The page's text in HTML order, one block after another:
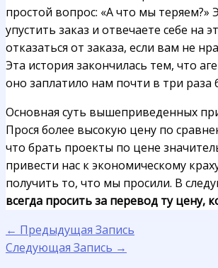
простой вопрос: «А что мы
упустить заказ и отвечаете себе
отказаться от заказа, если вам не
Эта история закончилась тем, что
оно заплатило нам почти в три
Основная суть вышеприведенных
Прося более высокую цену по
что брать проекты по цене
привести нас к экономическому
получить то, что мы просили. В
всегда просить за перевод ту цену,
← Предыдущая Запись
Следующая Запись →